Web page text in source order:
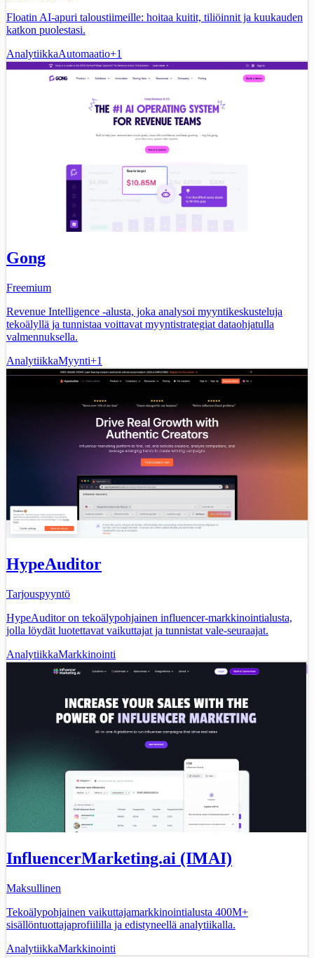
Floatin AI-apuri taloustiimeille: hoitaa kuitit, tiliöinnit ja kuukauden
katkon puolestasi.
AnalytiikkaAutomaatio+1
Gong
Freemium
Revenue Intelligence -alusta, joka analysoi myyntikeskusteluja
tekoälyllä ja tunnistaa voittavat myyntistrategiat dataohjatulla
valmennuksella.
AnalytiikkaMyynti+1
HypeAuditor
Tarjouspyyntö
HypeAuditor on tekoälypohjainen influencer-markkinointialusta,
jolla löydät luotettavat vaikuttajat ja tunnistat vale-seuraajat.
AnalytiikkaMarkkinointi
InfluencerMarketing.ai (IMAI)
Maksullinen
Tekoälypohjainen vaikuttajamarkkinointialusta 400M+
sisällöntuottajaprofiililla ja edistyneellä analytiikalla.
AnalytiikkaMarkkinointi